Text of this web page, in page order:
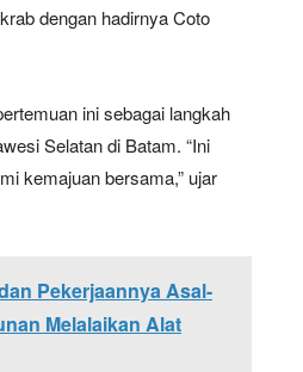
dengan hadirnya Coto
ini sebagai langkah
Selatan di Batam. “Ini
kemajuan bersama,” ujar
Pekerjaannya Asal-
Melalaikan Alat